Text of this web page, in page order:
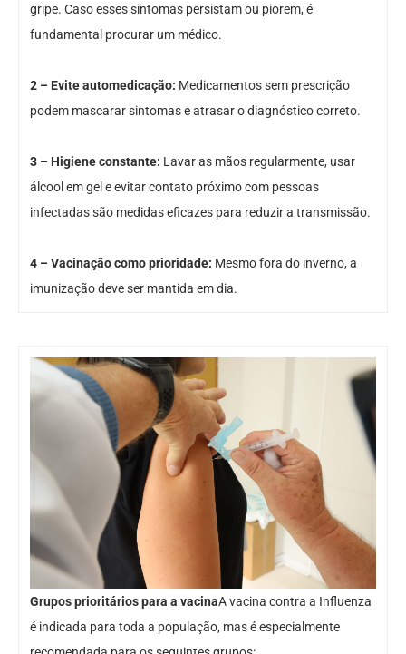
gripe. Caso esses sintomas persistam ou piorem, é
fundamental procurar um médico.
2 – Evite automedicação: Medicamentos sem prescrição
podem mascarar sintomas e atrasar o diagnóstico correto.
3 – Higiene constante: Lavar as mãos regularmente, usar
álcool em gel e evitar contato próximo com pessoas
infectadas são medidas eficazes para reduzir a transmissão.
4 – Vacinação como prioridade: Mesmo fora do inverno, a
imunização deve ser mantida em dia.
Grupos prioritários para a vacinaA vacina contra a Influenza
é indicada para toda a população, mas é especialmente